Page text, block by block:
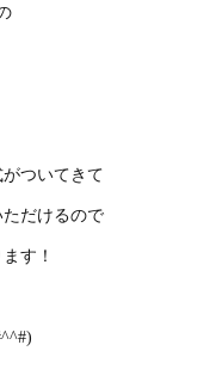
ついてきて
だけるので
す！